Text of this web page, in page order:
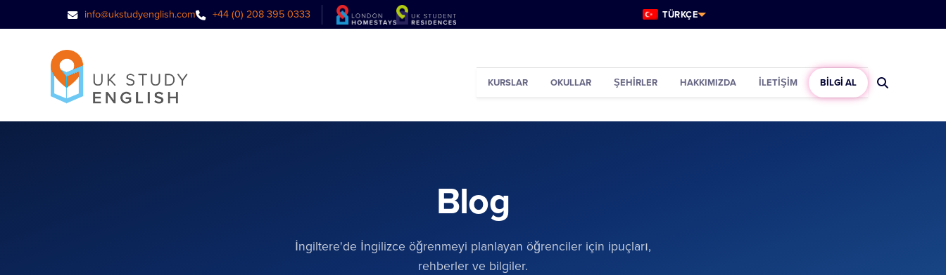
info@ukstudyenglish.com +44 (0) 208 395 0333 TÜRKÇE
KURSLAR OKULLAR ŞEHIRLER HAKKIMIZDA İLETIŞIM BILGI AL
Blog
İngiltere'de İngilizce öğrenmeyi planlayan öğrenciler için ipuçları,
rehberler ve bilgiler.